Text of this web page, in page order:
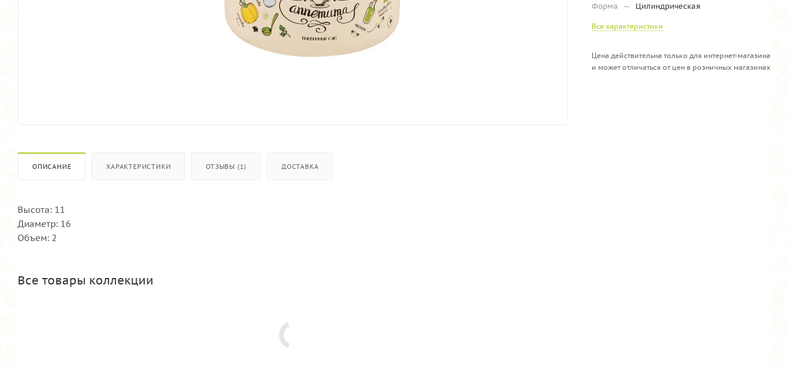
ОПИСАНИЕ ХАРАКТЕРИСТИКИ ОТЗЫВЫ (1) ДОСТАВКА
Высота: 11
Диаметр: 16
Объем: 2
Все товары коллекции
Форма
— Цилиндрическая
Все характеристики
Цена действительна только для интернет-магазина
и может отличаться от цен в розничных магазинах